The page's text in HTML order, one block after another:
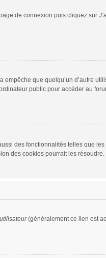
de connexion puis cliquez sur
que quelqu’un d’autre
public pour accéder au
des fonctionnalités telles que
des cookies pourrait les résoudre.
(généralement ce lien est